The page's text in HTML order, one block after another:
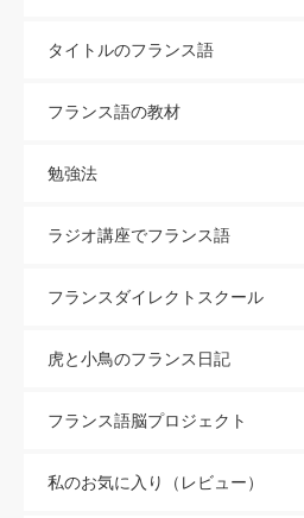
タイトルのフランス語
フランス語の教材
勉強法
ラジオ講座でフランス語
フランスダイレクトスクール
虎と小鳥のフランス日記
フランス語脳プロジェクト
私のお気に入り（レビュー）